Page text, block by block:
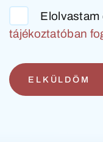
Elolvastam
tájékoztatóban
ELKÜLDÖM